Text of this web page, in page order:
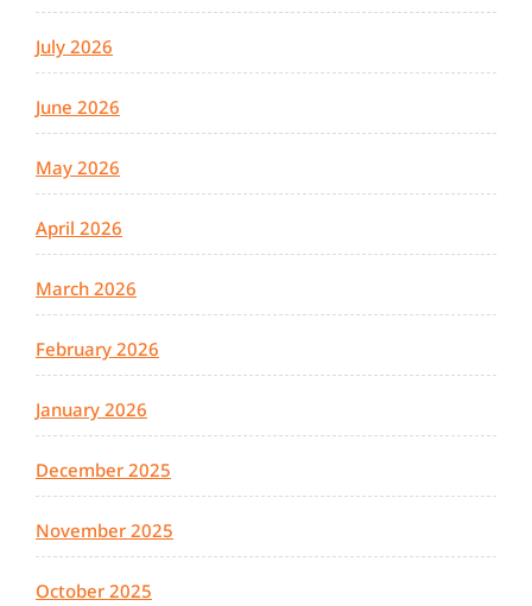
July 2026
June 2026
May 2026
April 2026
March 2026
February 2026
January 2026
December 2025
November 2025
October 2025